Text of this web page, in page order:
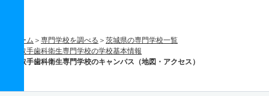
ホーム 専門学校を調べる
茨城県の専門学校一覧
取手歯科衛生専門学校の学校基本情報
取手歯科衛生専門学校のキャンパス（地図・アクセス）